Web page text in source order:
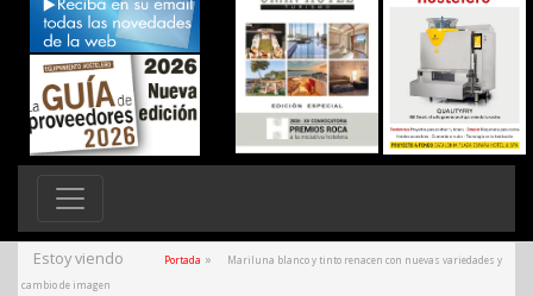
Estoy viendo Portada »
Mariluna blanco y tinto renacen con nuevas variedades y
cambio de imagen